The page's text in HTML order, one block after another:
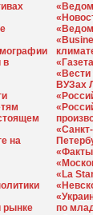
в
на
рынке
«Вести
ВУЗах
«La
по